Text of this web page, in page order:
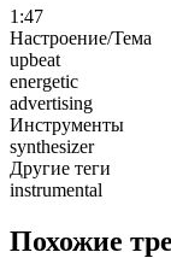
1:47
Настроение/Тема
upbeat
energetic
advertising
Инструменты
synthesizer
Другие теги
instrumental
Похожие